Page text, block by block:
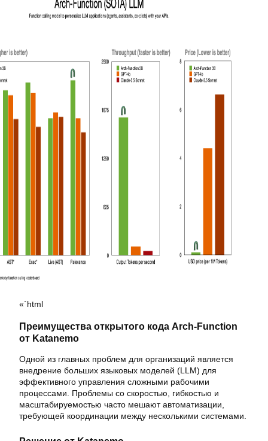
«`html
Преимущества открытого кода Arch-Function
от Katanemo
Одной из главных проблем для организаций является
внедрение больших языковых моделей (LLM) для
эффективного управления сложными рабочими
процессами. Проблемы со скоростью, гибкостью и
масштабируемостью часто мешают автоматизации,
требующей координации между несколькими системами.